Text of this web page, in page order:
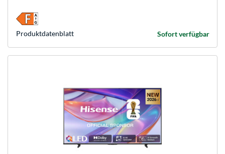
Sofort verfügbar
Produkt­datenblatt